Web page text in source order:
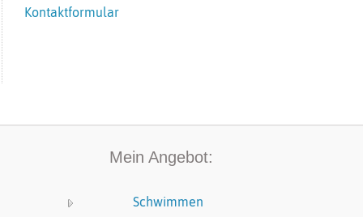
Kontaktformular
Mein Angebot:
Schwimmen